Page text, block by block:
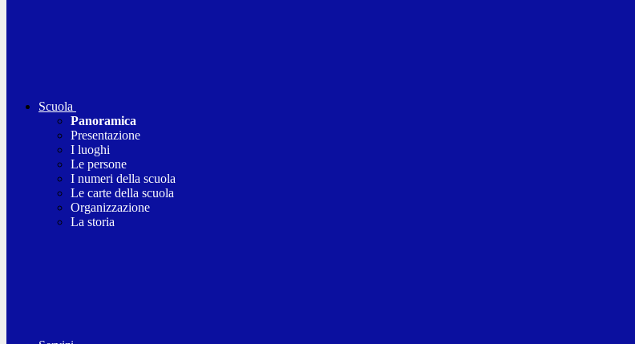
Scuola
Panoramica
Presentazione
I luoghi
Le persone
I numeri della scuola
Le carte della scuola
Organizzazione
La storia